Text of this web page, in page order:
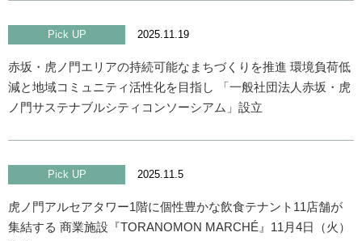
Pick UP 2025.11.19
赤坂・虎ノ門エリアの持続可能なまちづくりを推進 環境負荷低
減と地域コミュニティ活性化を目指し 「一般社団法人赤坂・虎
ノ門サステナブルシティコンソーシアム」設立
Pick UP 2025.11.5
虎ノ門アルセアタワー1階に個性豊かな飲食テナント11店舗が
集結する 商業施設『TORANOMON MARCHÉ』11月4日（火）